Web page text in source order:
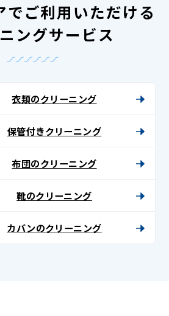
でご利用いただける
ングサービス
衣類のクリーニング
保管付きクリーニング
布団のクリーニング
靴のクリーニング
カバンのクリーニング